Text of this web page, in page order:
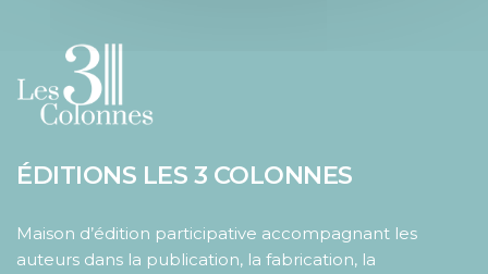
ÉDITIONS LES 3 COLONNES
Maison d’édition participative accompagnant les
auteurs dans la publication, la fabrication, la